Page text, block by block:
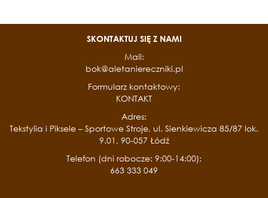
SKONTAKTUJ SIĘ Z NAMI
Mail:
bok@aletaniereczniki.pl
Formularz kontaktowy:
KONTAKT
Adres:
Tekstylia i Piksele – Sportowe Stroje, ul. Sienkiewicza 85/87 lok.
9.01, 90-057 Łódź
Telefon (dni robocze: 9:00-14:00):
663 333 049